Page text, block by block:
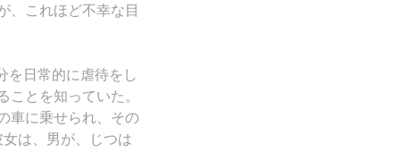
、これほど不幸な目
を日常的に虐待をし
とを知っていた。
車に乗せられ、その
は、男が、じつは